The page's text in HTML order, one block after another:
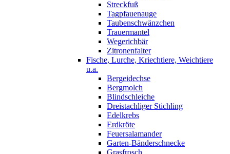
Streckfuß
Tagpfauenauge
Taubenschwänzchen
Trauermantel
Wegerichbär
Zitronenfalter
Fische, Lurche, Kriechtiere, Weichtiere
u.a.
Bergeidechse
Bergmolch
Blindschleiche
Dreistachliger Stichling
Edelkrebs
Erdkröte
Feuersalamander
Garten-Bänderschnecke
Grasfrosch